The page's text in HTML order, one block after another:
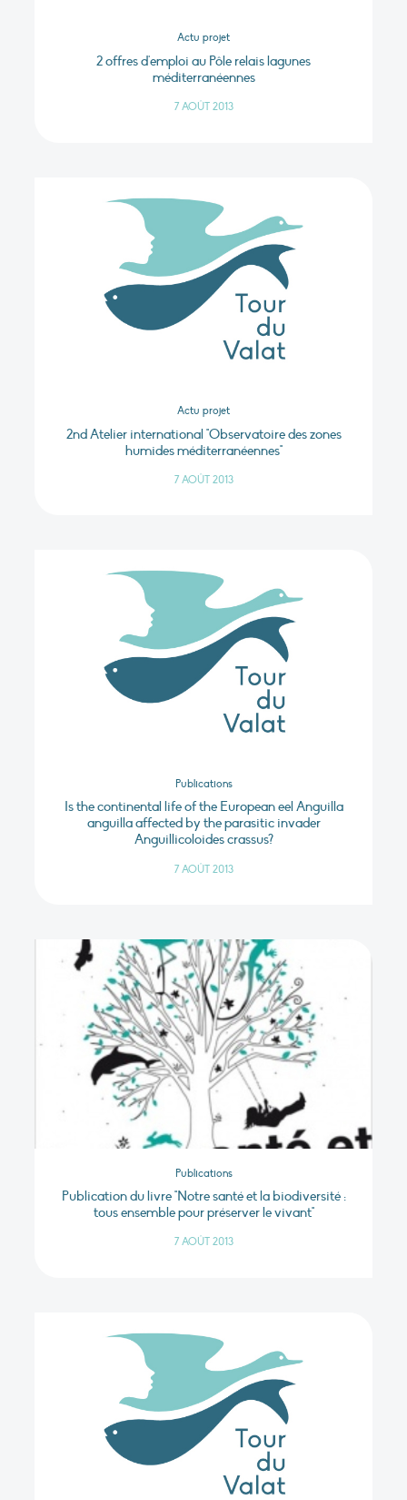
Actu projet
2 offres d'emploi au Pôle relais lagunes
méditerranéennes
7 AOÛT 2013
Actu projet
2nd Atelier international "Observatoire des zones
humides méditerranéennes"
7 AOÛT 2013
Publications
Is the continental life of the European eel Anguilla
anguilla affected by the parasitic invader
Anguillicoloides crassus?
7 AOÛT 2013
Publications
Publication du livre "Notre santé et la biodiversité :
tous ensemble pour préserver le vivant"
7 AOÛT 2013